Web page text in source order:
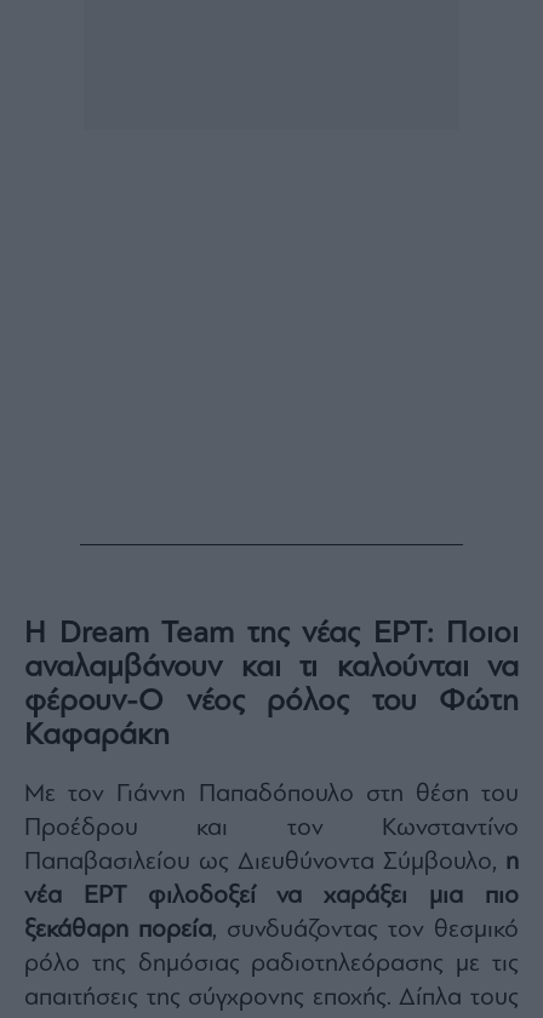
Η Dream Team της νέας ΕΡΤ: Ποιοι
αναλαμβάνουν και τι καλούνται να
φέρουν-Ο νέος ρόλος του Φώτη
Καφαράκη
Με τον Γιάννη Παπαδόπουλο στη θέση του
Προέδρου και τον Κωνσταντίνο
Παπαβασιλείου ως Διευθύνοντα Σύμβουλο, η
νέα ΕΡΤ φιλοδοξεί να χαράξει μια πιο
ξεκάθαρη πορεία, συνδυάζοντας τον θεσμικό
ρόλο της δημόσιας ραδιοτηλεόρασης με τις
απαιτήσεις της σύγχρονης εποχής. Δίπλα τους